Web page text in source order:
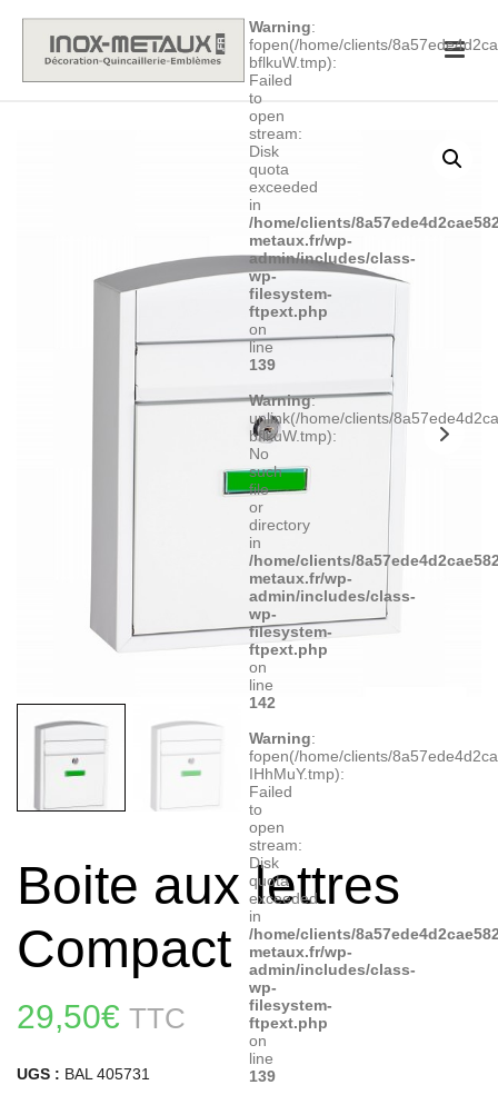
Warning:
fopen(/home/clients/
bflkuW.tmp):
Failed
to
open
stream:
Disk
quota
exceeded
in
/home/clients/
metaux.fr/wp-
admin/includes/class-
wp-
filesystem-
ftpext.php
on
line
139
Warning:
unlink(/home/clients/
bflkuW.tmp):
No
such
file
or
directory
in
/home/clients/
metaux.fr/wp-
admin/includes/class-
wp-
filesystem-
ftpext.php
on
line
142
Warning:
fopen(/home/clients/
IHhMuY.tmp):
Failed
to
open
stream:
Disk
quota
exceeded
in
/home/clients/
metaux.fr/wp-
admin/includes/class-
wp-
filesystem-
ftpext.php
on
line
139
Boite aux lettres
Compact
29,50€ TTC
UGS : BAL 405731